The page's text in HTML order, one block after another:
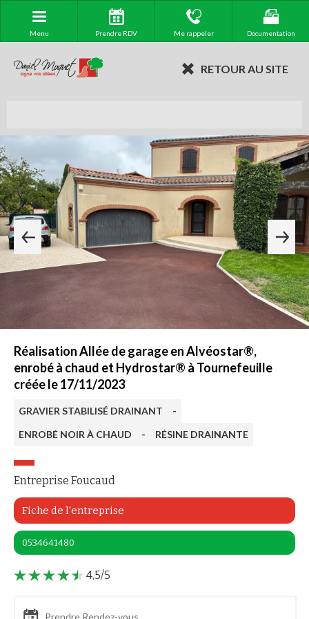
Menu Prendre RDV Me rappeler Documentation
RETOUR AU SITE
Réalisation Allée de garage en Alvéostar®,
enrobé à chaud et Hydrostar® à Tournefeuille
créée le 17/11/2023
GRAVIER STABILISÉ DRAINANT
-
ENROBÉ NOIR À CHAUD
- RÉSINE DRAINANTE
Entreprise Foucaud
Fiche de l'entreprise
0534641480
4,5/5